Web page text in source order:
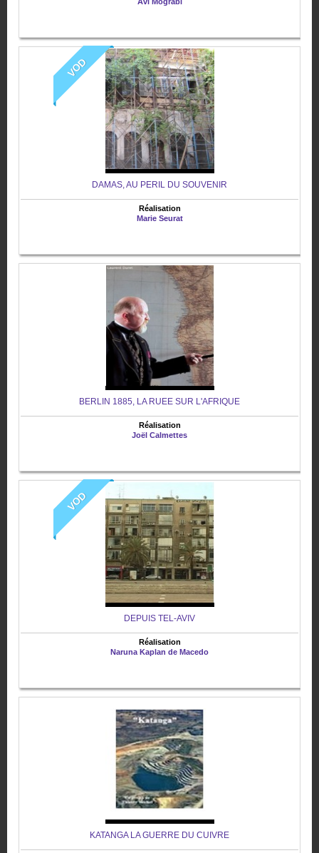
VOD
DAMAS, AU PERIL DU SOUVENIR
Réalisation
Marie Seurat
BERLIN 1885, LA RUEE SUR L'AFRIQUE
Réalisation
Joël Calmettes
VOD
DEPUIS TEL-AVIV
Réalisation
Naruna Kaplan de Macedo
KATANGA LA GUERRE DU CUIVRE